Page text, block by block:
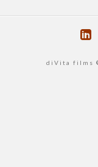
diVita films